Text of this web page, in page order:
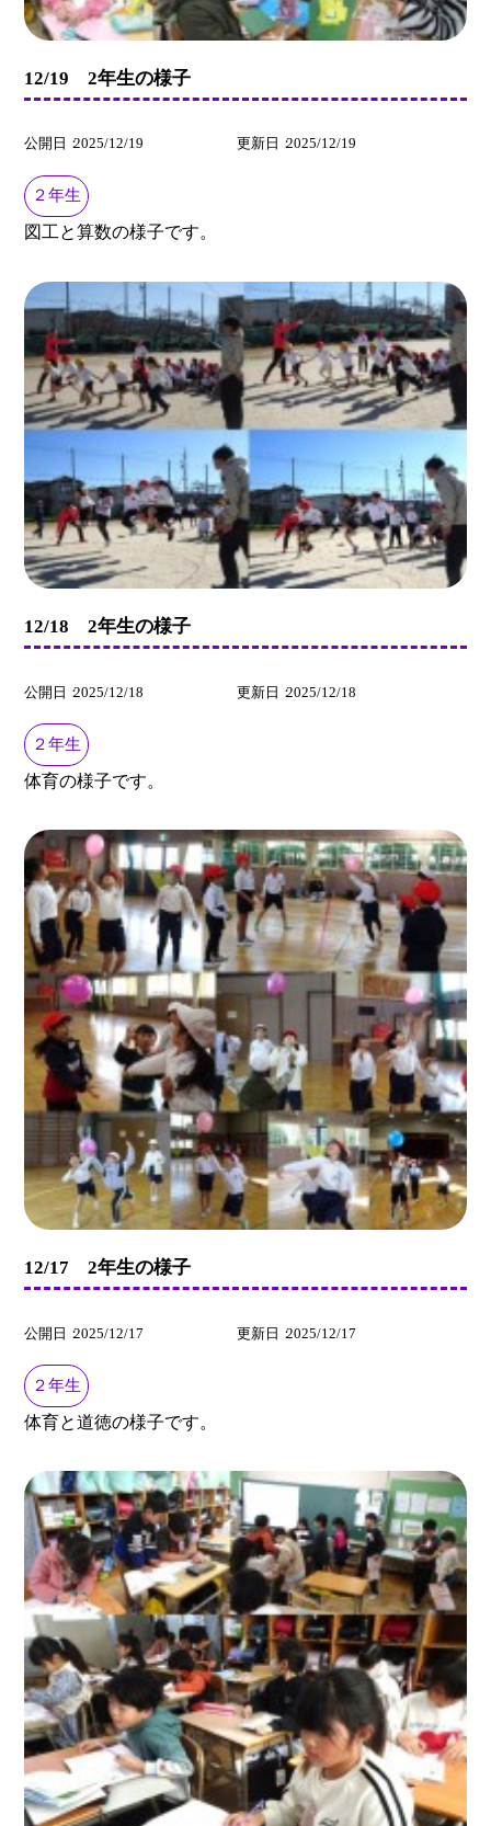
12/19 2年生の様子
公開日 2025/12/19 更新日 2025/12/19
２年生
図工と算数の様子です。
12/18 2年生の様子
公開日 2025/12/18 更新日 2025/12/18
２年生
体育の様子です。
12/17 2年生の様子
公開日 2025/12/17 更新日 2025/12/17
２年生
体育と道徳の様子です。